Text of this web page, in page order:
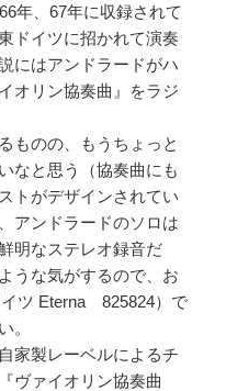
年、67年に収録されて
ドイツに招かれて演奏
にはアンドラードがハ
オリン協奏曲』をラジ
ものの、もうちょっと
なと思う（協奏曲にも
トがデザインされてい
アンドラードのソロは
明なステレオ録音だ
うな気がするので、お
ツ Eterna 825824）で
。
家製レーベルによるチ
ヴァイオリン協奏曲